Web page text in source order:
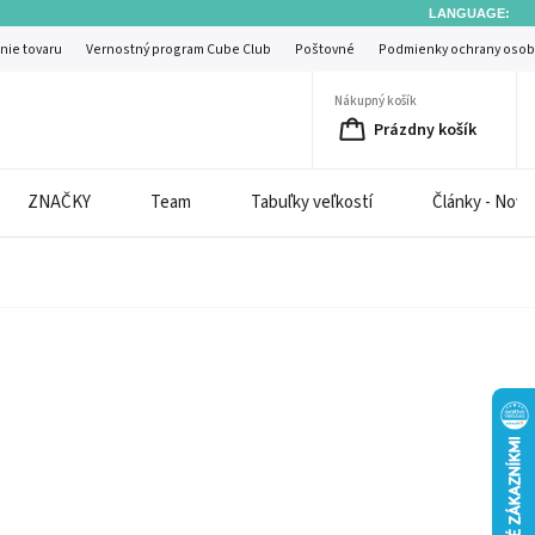
LANGUAGE:
tovaru Vernostný program Cube Club Poštovné Podmienky ochrany
Nákupný košík
Prázdny košík
ZNAČKY Team Tabuľky veľkostí Články -